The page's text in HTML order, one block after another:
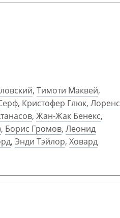
, Тимоти Маквей,
, Кристофер Глюк, Лоренс
, Жан-Жак Бенекс,
, Борис Громов, Леонид
, Энди Тэйлор, Ховард